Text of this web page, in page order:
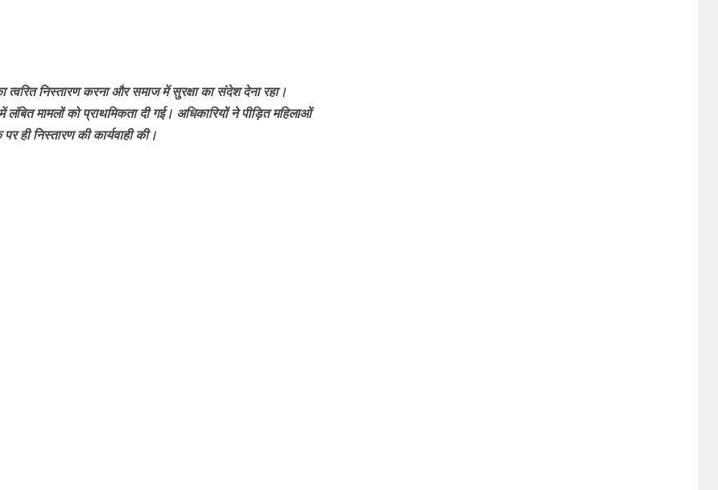
निस्तारण करना और समाज में सुरक्षा का संदेश देना रहा।
मामलों को प्राथमिकता दी गई। अधिकारियों ने पीड़ित महिलाओं
निस्तारण की कार्यवाही की।